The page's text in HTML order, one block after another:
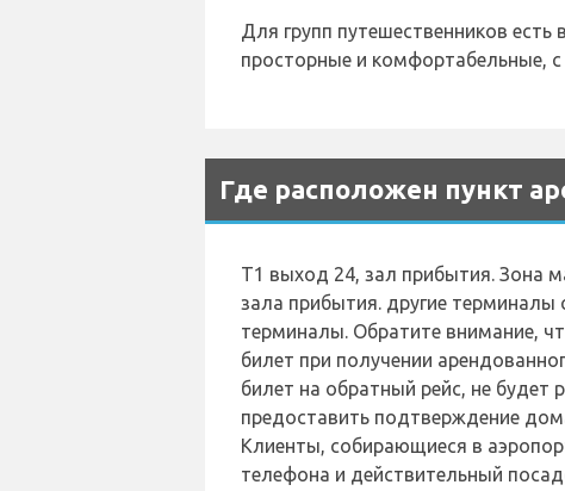
Для групп путешественников
просторные и комфортабельные,
Где расположен пункт
Т1 выход 24, зал прибытия. Зона
зала прибытия. другие терминалы
терминалы. Обратите внимание,
билет при получении
билет на обратный рейс, не
предоставить подтверждение
Клиенты, собирающиеся в
телефона и действительный